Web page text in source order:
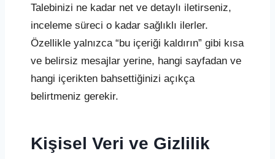
Talebinizi ne kadar net ve detaylı iletirseniz,
inceleme süreci o kadar sağlıklı ilerler.
Özellikle yalnızca “bu içeriği kaldırın” gibi kısa
ve belirsiz mesajlar yerine, hangi sayfadan ve
hangi içerikten bahsettiğinizi açıkça
belirtmeniz gerekir.
Kişisel Veri ve Gizlilik